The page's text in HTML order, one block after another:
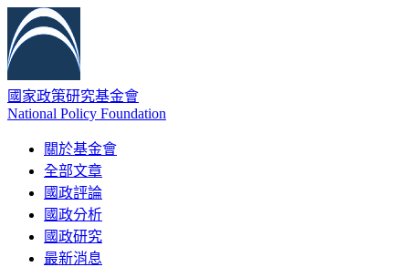
國家政策研究基金會
National Policy Foundation
關於基金會
全部文章
國政評論
國政分析
國政研究
最新消息